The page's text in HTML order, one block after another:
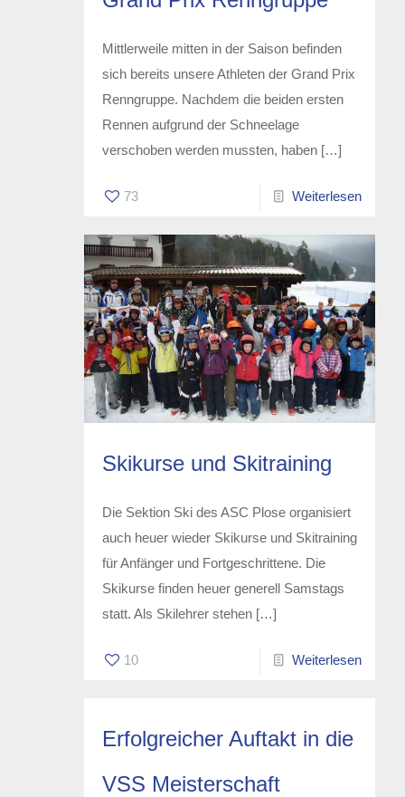
Mittlerweile mitten in der Saison befinden
sich bereits unsere Athleten der Grand Prix
Renngruppe. Nachdem die beiden ersten
Rennen aufgrund der Schneelage
verschoben werden mussten, haben […]
73 Weiterlesen
Skikurse und Skitraining
Die Sektion Ski des ASC Plose organisiert
auch heuer wieder Skikurse und Skitraining
für Anfänger und Fortgeschrittene. Die
Skikurse finden heuer generell Samstags
statt. Als Skilehrer stehen […]
10 Weiterlesen
Erfolgreicher Auftakt in die
VSS Meisterschaft